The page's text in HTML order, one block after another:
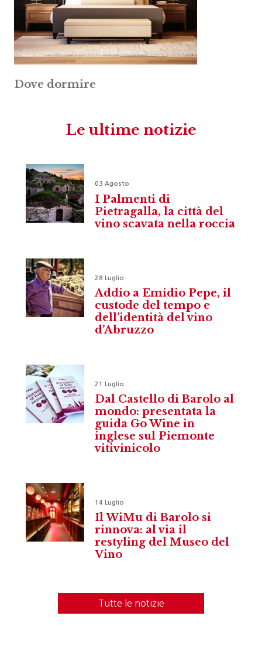
Dove dormire
Le ultime notizie
03 Agosto
I Palmenti di
Pietragalla, la città del
vino scavata nella roccia
28 Luglio
Addio a Emidio Pepe, il
custode del tempo e
dell’identità del vino
d’Abruzzo
21 Luglio
Dal Castello di Barolo al
mondo: presentata la
guida Go Wine in
inglese sul Piemonte
vitivinicolo
14 Luglio
Il WiMu di Barolo si
rinnova: al via il
restyling del Museo del
Vino
Tutte le notizie